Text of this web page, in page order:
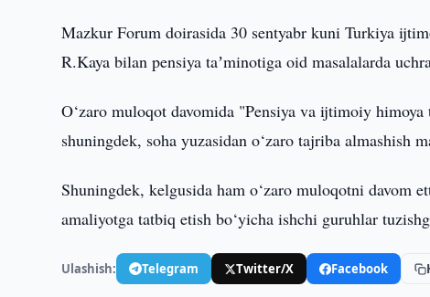
Mazkur Forum doirasida 30 sentyabr kuni Turkiya
R.Kaya bilan pensiya taʼminotiga oid masalalarda
O‘zaro muloqot davomida "Pensiya va ijtimoiy
shuningdek, soha yuzasidan o‘zaro tajriba almashish
Shuningdek, kelgusida ham o‘zaro muloqotni davom
amaliyotga tatbiq etish bo‘yicha ishchi guruhlar
Ulashish: Telegram Twitter/X Facebook